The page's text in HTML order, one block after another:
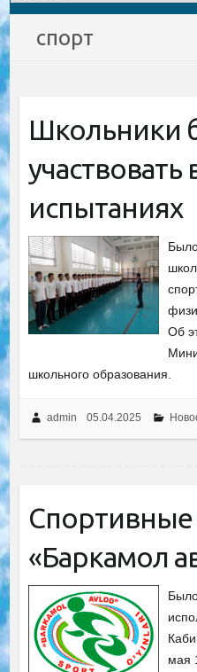
спорт
Школьники
испытаниях
Об
школьного образования.
admin 05.04.2025
«Баркамол
мая